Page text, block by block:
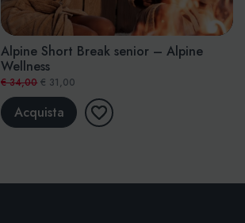
Alpine Short Break senior – Alpine
Wellness
€ 34,00 € 31,00
Acquista